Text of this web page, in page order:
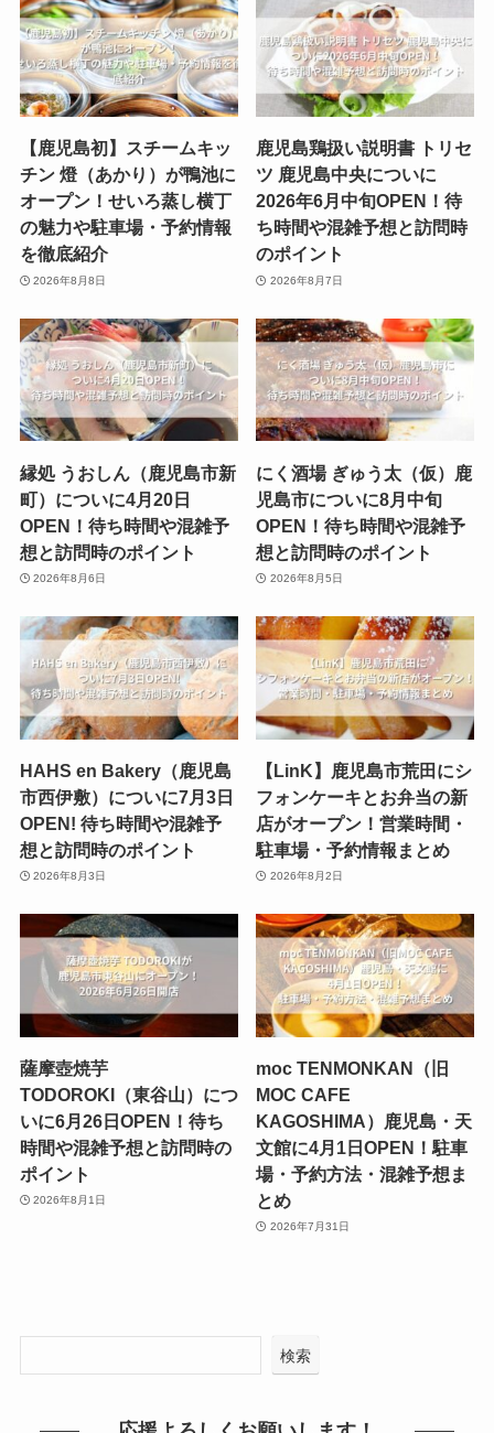
【鹿児島初】スチームキッ
チン 燈（あかり）が鴨池に
オープン！せいろ蒸し横丁
の魅力や駐車場・予約情報
を徹底紹介
2026年8月8日
鹿児島鶏扱い説明書 トリセ
ツ 鹿児島中央についに
2026年6月中旬OPEN！待
ち時間や混雑予想と訪問時
のポイント
2026年8月7日
縁処 うおしん（鹿児島市新
町）についに4月20日
OPEN！待ち時間や混雑予
想と訪問時のポイント
2026年8月6日
にく酒場 ぎゅう太（仮）鹿
児島市についに8月中旬
OPEN！待ち時間や混雑予
想と訪問時のポイント
2026年8月5日
HAHS en Bakery（鹿児島
市西伊敷）についに7月3日
OPEN! 待ち時間や混雑予
想と訪問時のポイント
2026年8月3日
【LinK】鹿児島市荒田にシ
フォンケーキとお弁当の新
店がオープン！営業時間・
駐車場・予約情報まとめ
2026年8月2日
薩摩壺焼芋
TODOROKI（東谷山）につ
いに6月26日OPEN！待ち
時間や混雑予想と訪問時の
ポイント
2026年8月1日
moc TENMONKAN（旧
MOC CAFE
KAGOSHIMA）鹿児島・天
文館に4月1日OPEN！駐車
場・予約方法・混雑予想ま
とめ
2026年7月31日
検索